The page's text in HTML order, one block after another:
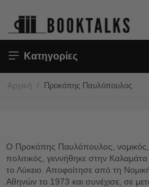
Κατηγορίες
Αρχική / Προκόπης Παυλόπουλος
Ο Προκόπης Παυλόπουλος, νομικός,
πολιτικός, γεννήθηκε στην
το Λύκειο. Αποφοίτησε από τη
Αθηνών το 1973 και συνέχισε, σε